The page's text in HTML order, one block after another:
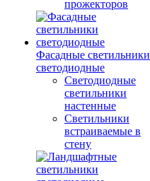
прожекторов
Фасадные светильники
светодиодные
Светодиодные
светильники
настенные
Светильники
встраиваемые в
стену